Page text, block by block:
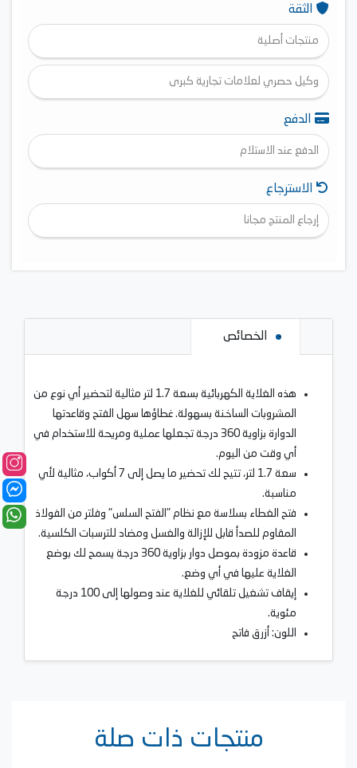
الثقة
منتجات أصلية
وكيل حصري لعلامات تجارية كبرى
الدفع
الدفع عند الاستلام
الاسترجاع
إرجاع المنتج مجانا
الخصائص
هذه الغلاية الكهربائية بسعة 1.7 لتر مثالية لتحضير أي نوع من
المشروبات الساخنة بسهولة. غطاؤها سهل الفتح وقاعدتها
الدوارة بزاوية 360 درجة تجعلها عملية ومريحة للاستخدام في
أي وقت من اليوم.
سعة 1.7 لتر، تتيح لك تحضير ما يصل إلى 7 أكواب، مثالية لأي
مناسبة.
فتح الغطاء بسلاسة مع نظام "الفتح السلس" وفلتر من الفولاذ
المقاوم للصدأ قابل للإزالة والغسل ومضاد للترسبات الكلسية.
قاعدة مزودة بموصل دوار بزاوية 360 درجة يسمح لك بوضع
الغلاية عليها في أي وضع.
إيقاف تشغيل تلقائي للغلاية عند وصولها إلى 100 درجة
مئوية.
اللون: أزرق فاتح
منتجات ذات صلة